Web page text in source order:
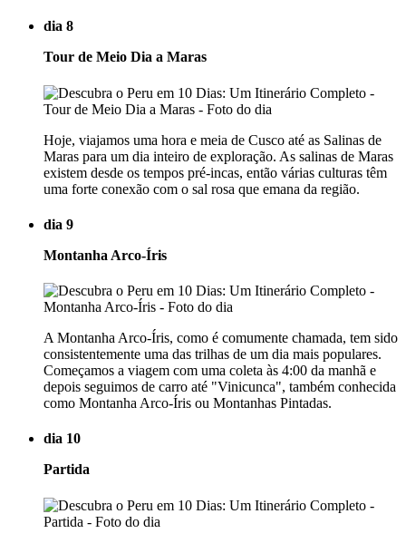
dia 8
Tour de Meio Dia a Maras
Hoje, viajamos uma hora e meia de Cusco até as Salinas de
Maras para um dia inteiro de exploração. As salinas de Maras
existem desde os tempos pré-incas, então várias culturas têm
uma forte conexão com o sal rosa que emana da região.
dia 9
Montanha Arco-Íris
A Montanha Arco-Íris, como é comumente chamada, tem sido
consistentemente uma das trilhas de um dia mais populares.
Começamos a viagem com uma coleta às 4:00 da manhã e
depois seguimos de carro até "Vinicunca", também conhecida
como Montanha Arco-Íris ou Montanhas Pintadas.
dia 10
Partida